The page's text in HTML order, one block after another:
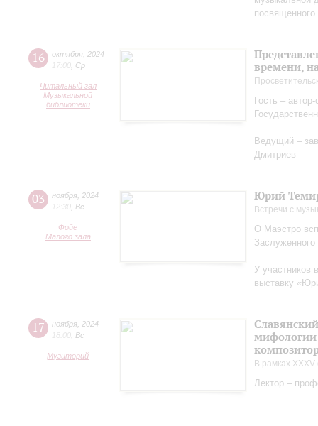
16 октября 2024
17:00 Ср
Читальный зал
Музыкальной
библиотеки
времени,
Гость –
Ведущий –
Дмитриев
03 ноября 2024
12:30 Вс
Фойе
Малого зала
Юрий
Встречи с
О Маэстро
У участников
выставку
17 ноября 2024
18:00 Вс
Музиторий
мифологии
В рамках
Лектор –